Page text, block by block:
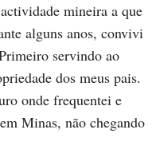
mineira a que
alguns anos, convivi
servindo ao
dos meus pais.
onde frequentei e
Minas, não chegando